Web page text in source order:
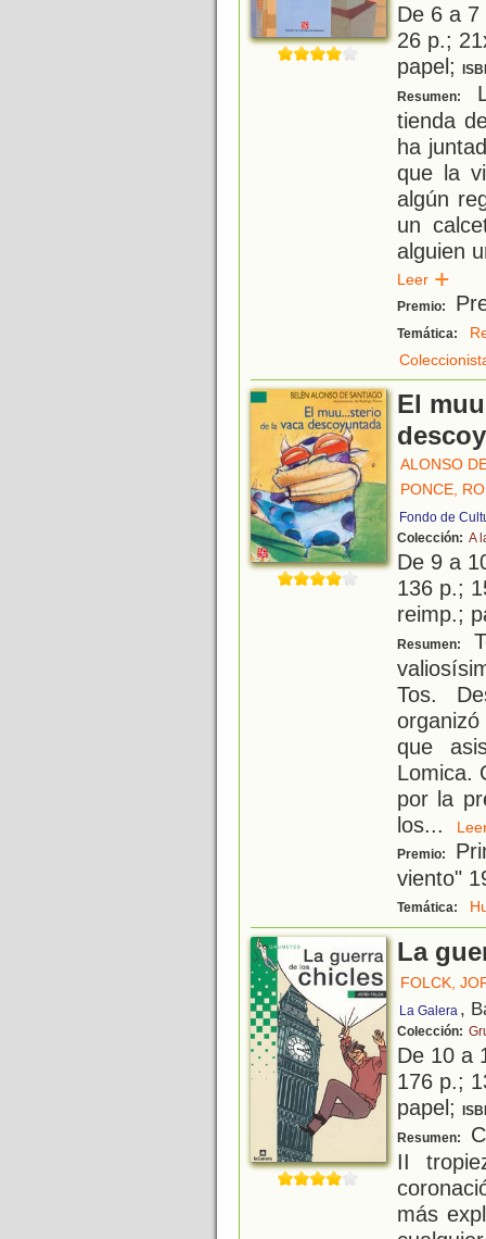
De 6 a
26 p.;
papel;
Resumen:
tienda
ha
que la
algún
un
alguien
Leer
Premio:
Temática:
El
ALONSO
PONCE,
Fondo de
Colección: A
De 9 a
136 p.;
reimp.;
Resumen:
Tos.
que
Lomica.
por la
los...
Premio:
viento"
Temática:
La
FOLCK,
La Galera ,
Colección:
De 10 a
176 p.;
papel;
Resumen:
II
más